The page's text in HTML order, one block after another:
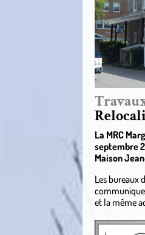
La MRC
septembre
Maison
Les bureaux
et la même